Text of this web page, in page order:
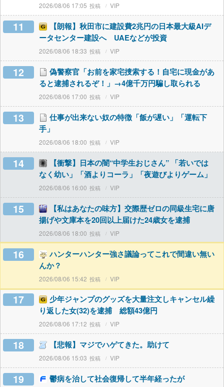
2026/08/06 17:05 VIP
11
【朗報】秋田市に建設費2兆円の日本最大級AIデ
ータセンター建設へ UAEなどが投資
2026/08/06 18:33 VIP
12
偽警察官「お前を家宅捜索する！自宅に現金があ
ると逮捕されるぞ！」→4億千万円騙し取られる
2026/08/06 17:00 VIP
13
仕事が出来ない奴の特徴「飯が遅い」「運転下
手」
2026/08/06 18:00 VIP
14
【衝撃】日本の闇“中学生おじさん” 「若いでは
なく幼い」「酒よりコーラ」「夜遊びよりゲーム」
2026/08/06 16:00 VIP
15
【私はあなたの味方】交際歴ゼロの同級生宅に唐
揚げや文庫本を20回以上届けた24歳女を逮捕
2026/08/06 18:00 VIP
16
ハンターハンター強さ議論ってこれで間違い無い
んか？
2026/08/06 15:42 VIP
17
少年ジャンプのグッズを大量注文しキャンセル繰
り返した女(32)を逮捕 総額43億円
2026/08/06 17:12 VIP
18 【悲報】マジでハゲてきた。助けて
2026/08/06 15:03 VIP
19 鬱病を治して社会復帰して半年経ったが